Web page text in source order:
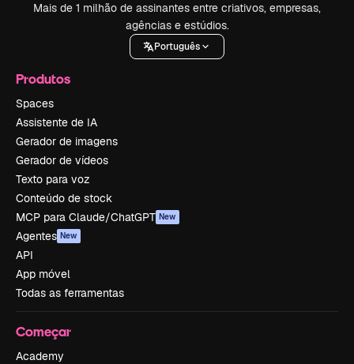
Mais de 1 milhão de assinantes entre criativos, empresas,
agências e estúdios.
Português
Produtos
Spaces
Assistente de IA
Gerador de imagens
Gerador de vídeos
Texto para voz
Conteúdo de stock
MCP para Claude/ChatGPT New
Agentes New
API
App móvel
Todas as ferramentas
Começar
Academy